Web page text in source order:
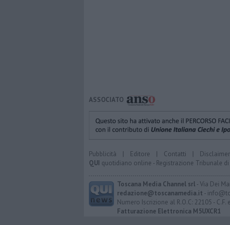
ASSOCIATO
Pubblicità | Editore | Contatti | Disclaimer
QUI quotidiano online - Registrazione Tribunale
Toscana Media Channel srl- Via Dei
redazione@toscanamedia.it -
Numero Iscrizione al R.O.C: 22105 - C.F.
Fatturazione Elettronica M5UXCR1